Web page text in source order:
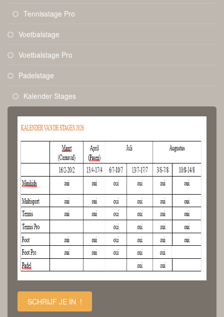
Tennisstage Pro
Voetbalstage
Voetbalstage Pro
Padelstage
Kalender Stages
SCHRIJF JE IN !